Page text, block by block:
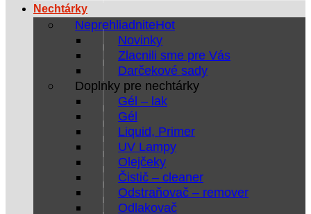
Nechtárky
Neprehliadnite
Novinky
Zlacnili sme pre Vás
Darčekové sady
Doplnky pre nechtárky
Gél – lak
Gél
Liquid, Primer
UV Lampy
Olejčeky
Čistič – cleaner
Odstraňovač – remover
Odlakovač